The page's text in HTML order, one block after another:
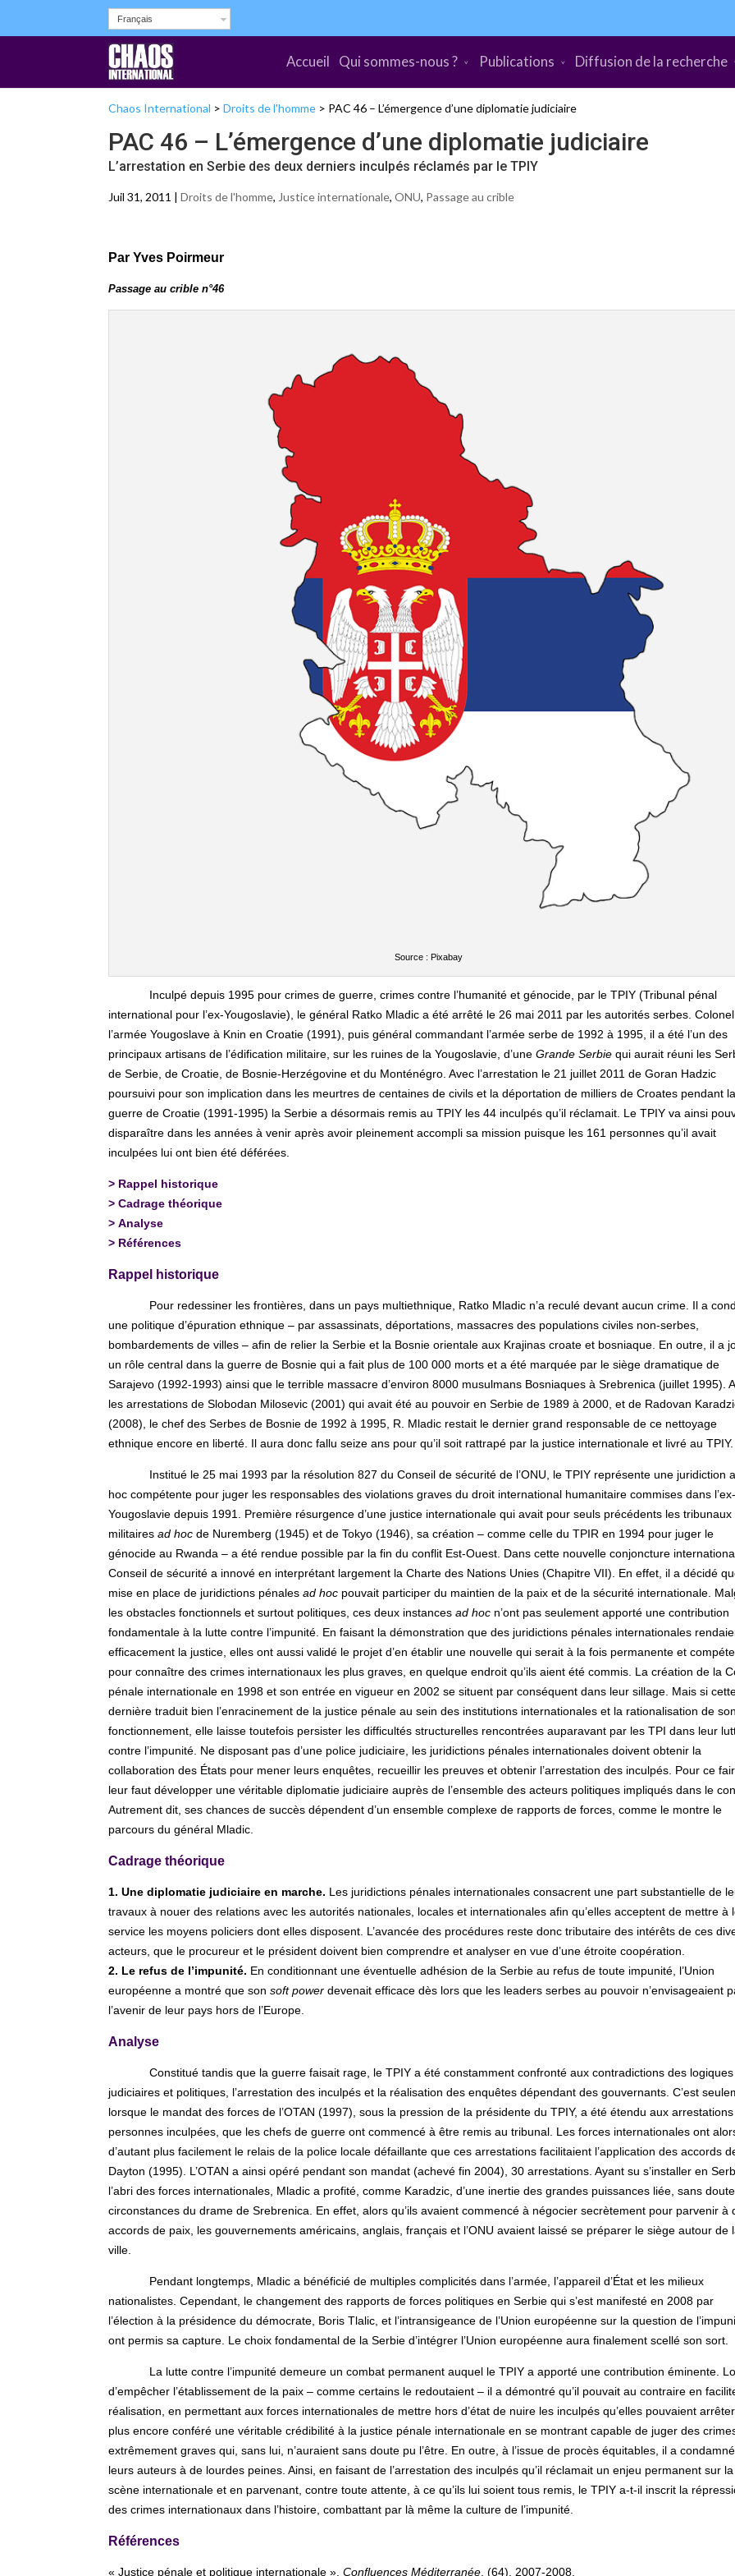
Français
Accueil Qui sommes-nous ? Publications Diffusion de la recherche
Chaos International > Droits de l'homme > PAC 46 – L’émergence d’une diplomatie judiciaire
PAC 46 – L’émergence d’une diplomatie judiciaire
L’arrestation en Serbie des deux derniers inculpés réclamés par le TPIY
Juil 31, 2011 | Droits de l'homme, Justice internationale, ONU, Passage au crible
Par Yves Poirmeur
Passage au crible n°46
Source : Pixabay
Inculpé depuis 1995 pour crimes de guerre, crimes contre l’humanité et génocide, par le TPIY (Tribunal pénal
international pour l’ex-Yougoslavie), le général Ratko Mladic a été arrêté le 26 mai 2011 par les autorités serbes.
l’armée Yougoslave à Knin en Croatie (1991), puis général commandant l’armée serbe de 1992 à 1995, il a été l’un des
principaux artisans de l’édification militaire, sur les ruines de la Yougoslavie, d’une Grande Serbie qui aurait réuni les
de Serbie, de Croatie, de Bosnie-Herzégovine et du Monténégro. Avec l’arrestation le 21 juillet 2011 de Goran Hadzic
poursuivi pour son implication dans les meurtres de centaines de civils et la déportation de milliers de Croates pendant la
guerre de Croatie (1991-1995) la Serbie a désormais remis au TPIY les 44 inculpés qu’il réclamait. Le TPIY va ainsi
disparaître dans les années à venir après avoir pleinement accompli sa mission puisque les 161 personnes qu’il avait
inculpées lui ont bien été déférées.
> Rappel historique
> Cadrage théorique
> Analyse
> Références
Rappel historique
Pour redessiner les frontières, dans un pays multiethnique, Ratko Mladic n’a reculé devant aucun crime. Il a
une politique d’épuration ethnique – par assassinats, déportations, massacres des populations civiles non-serbes,
bombardements de villes – afin de relier la Serbie et la Bosnie orientale aux Krajinas croate et bosniaque. En outre, il a
un rôle central dans la guerre de Bosnie qui a fait plus de 100 000 morts et a été marquée par le siège dramatique de
Sarajevo (1992-1993) ainsi que le terrible massacre d’environ 8000 musulmans Bosniaques à Srebrenica (juillet 1995).
les arrestations de Slobodan Milosevic (2001) qui avait été au pouvoir en Serbie de 1989 à 2000, et de Radovan
(2008), le chef des Serbes de Bosnie de 1992 à 1995, R. Mladic restait le dernier grand responsable de ce nettoyage
ethnique encore en liberté. Il aura donc fallu seize ans pour qu’il soit rattrapé par la justice internationale et livré au TPIY.
Institué le 25 mai 1993 par la résolution 827 du Conseil de sécurité de l’ONU, le TPIY représente une juridiction
hoc compétente pour juger les responsables des violations graves du droit international humanitaire commises dans l’ex-
Yougoslavie depuis 1991. Première résurgence d’une justice internationale qui avait pour seuls précédents les tribunaux
militaires ad hoc de Nuremberg (1945) et de Tokyo (1946), sa création – comme celle du TPIR en 1994 pour juger le
génocide au Rwanda – a été rendue possible par la fin du conflit Est-Ouest. Dans cette nouvelle conjoncture
Conseil de sécurité a innové en interprétant largement la Charte des Nations Unies (Chapitre VII). En effet, il a décidé
mise en place de juridictions pénales ad hoc pouvait participer du maintien de la paix et de la sécurité internationale.
les obstacles fonctionnels et surtout politiques, ces deux instances ad hoc n’ont pas seulement apporté une contribution
fondamentale à la lutte contre l’impunité. En faisant la démonstration que des juridictions pénales internationales
efficacement la justice, elles ont aussi validé le projet d’en établir une nouvelle qui serait à la fois permanente et
pour connaître des crimes internationaux les plus graves, en quelque endroit qu’ils aient été commis. La création de la
pénale internationale en 1998 et son entrée en vigueur en 2002 se situent par conséquent dans leur sillage. Mais si
dernière traduit bien l’enracinement de la justice pénale au sein des institutions internationales et la rationalisation de son
fonctionnement, elle laisse toutefois persister les difficultés structurelles rencontrées auparavant par les TPI dans leur
contre l’impunité. Ne disposant pas d’une police judiciaire, les juridictions pénales internationales doivent obtenir la
collaboration des États pour mener leurs enquêtes, recueillir les preuves et obtenir l’arrestation des inculpés. Pour ce
leur faut développer une véritable diplomatie judiciaire auprès de l’ensemble des acteurs politiques impliqués dans le
Autrement dit, ses chances de succès dépendent d’un ensemble complexe de rapports de forces, comme le montre le
parcours du général Mladic.
Cadrage théorique
1. Une diplomatie judiciaire en marche. Les juridictions pénales internationales consacrent une part substantielle de
travaux à nouer des relations avec les autorités nationales, locales et internationales afin qu’elles acceptent de mettre à
service les moyens policiers dont elles disposent. L’avancée des procédures reste donc tributaire des intérêts de ces
acteurs, que le procureur et le président doivent bien comprendre et analyser en vue d’une étroite coopération.
2. Le refus de l’impunité. En conditionnant une éventuelle adhésion de la Serbie au refus de toute impunité, l’Union
européenne a montré que son soft power devenait efficace dès lors que les leaders serbes au pouvoir n’envisageaient
l’avenir de leur pays hors de l’Europe.
Analyse
Constitué tandis que la guerre faisait rage, le TPIY a été constamment confronté aux contradictions des logiques
judiciaires et politiques, l’arrestation des inculpés et la réalisation des enquêtes dépendant des gouvernants. C’est
lorsque le mandat des forces de l’OTAN (1997), sous la pression de la présidente du TPIY, a été étendu aux
personnes inculpées, que les chefs de guerre ont commencé à être remis au tribunal. Les forces internationales ont
d’autant plus facilement le relais de la police locale défaillante que ces arrestations facilitaient l’application des accords
Dayton (1995). L’OTAN a ainsi opéré pendant son mandat (achevé fin 2004), 30 arrestations. Ayant su s’installer en
l’abri des forces internationales, Mladic a profité, comme Karadzic, d’une inertie des grandes puissances liée, sans
circonstances du drame de Srebrenica. En effet, alors qu’ils avaient commencé à négocier secrètement pour parvenir à
accords de paix, les gouvernements américains, anglais, français et l’ONU avaient laissé se préparer le siège autour de
ville.
Pendant longtemps, Mladic a bénéficié de multiples complicités dans l’armée, l’appareil d’État et les milieux
nationalistes. Cependant, le changement des rapports de forces politiques en Serbie qui s’est manifesté en 2008 par
l’élection à la présidence du démocrate, Boris Tlalic, et l’intransigeance de l’Union européenne sur la question de
ont permis sa capture. Le choix fondamental de la Serbie d’intégrer l’Union européenne aura finalement scellé son sort.
La lutte contre l’impunité demeure un combat permanent auquel le TPIY a apporté une contribution éminente.
d’empêcher l’établissement de la paix – comme certains le redoutaient – il a démontré qu’il pouvait au contraire en
réalisation, en permettant aux forces internationales de mettre hors d’état de nuire les inculpés qu’elles pouvaient
plus encore conféré une véritable crédibilité à la justice pénale internationale en se montrant capable de juger des
extrêmement graves qui, sans lui, n’auraient sans doute pu l’être. En outre, à l’issue de procès équitables, il a condamné
leurs auteurs à de lourdes peines. Ainsi, en faisant de l’arrestation des inculpés qu’il réclamait un enjeu permanent sur la
scène internationale et en parvenant, contre toute attente, à ce qu’ils lui soient tous remis, le TPIY a-t-il inscrit la
des crimes internationaux dans l’histoire, combattant par là même la culture de l’impunité.
Références
« Justice pénale et politique internationale », Confluences Méditerranée , (64), 2007-2008.